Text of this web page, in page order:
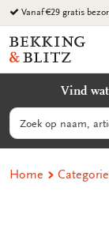
Ga
naar
content
Vanaf €29 gratis
Bekking
&
B.V.
Vind
Zoeken
Home